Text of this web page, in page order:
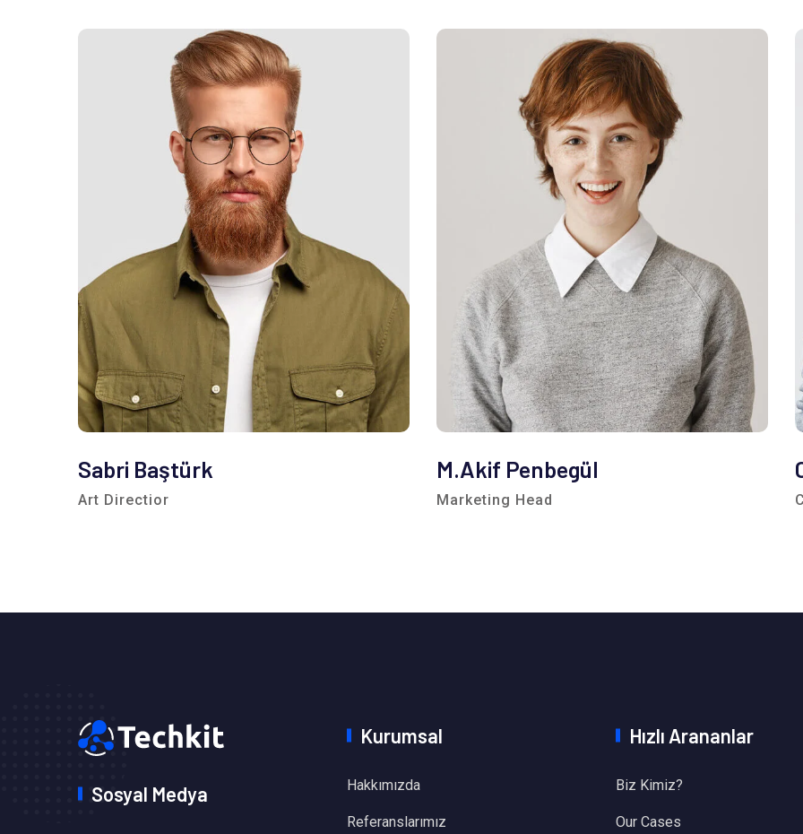
Sabri Baştürk
Art Directior
M.Akif Penbegül
Marketing Head
Sosyal Medya
Kurumsal
Hakkımızda
Referanslarımız
Hızlı Arananlar
Biz Kimiz?
Our Cases